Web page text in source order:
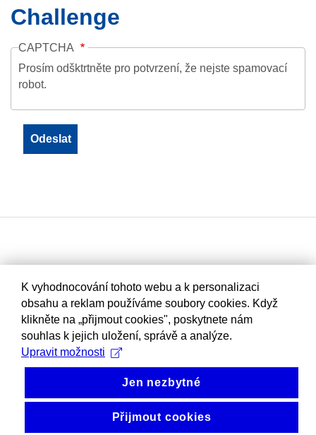
Challenge
CAPTCHA
Prosím odšktrtněte pro potvrzení, že nejste spamovací
robot.
K vyhodnocování tohoto webu a k personalizaci
obsahu a reklam používáme soubory cookies. Když
klikněte na „přijmout cookies", poskytnete nám
souhlas k jejich uložení, správě a analýze.
Upravit možnosti
Jen nezbytné
Přijmout cookies